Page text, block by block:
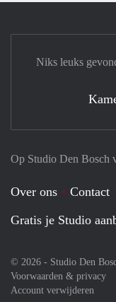
Op Studio Den Bosch
Over ons Contact
Gratis je Studio
© 2026 - Studio Den
Voorwaarden & privacy
Account verwijderen
Niks leuks